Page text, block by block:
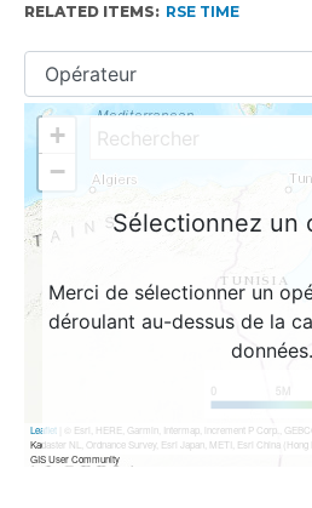
RELATED ITEMS: RSE TIME